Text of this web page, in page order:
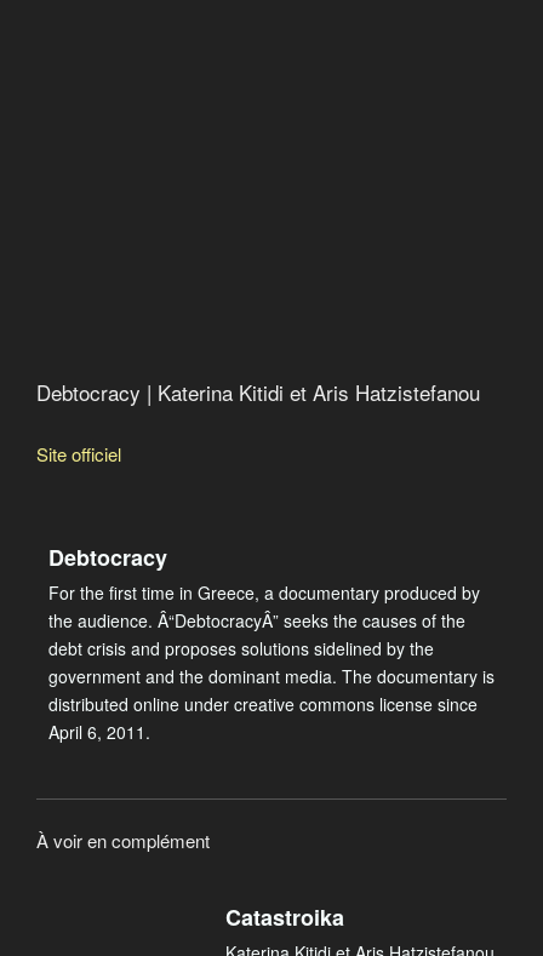
Debtocracy | Katerina Kitidi et Aris Hatzistefanou
Site officiel
Debtocracy
For the first time in Greece, a documentary produced by
the audience. Â“DebtocracyÂ” seeks the causes of the
debt crisis and proposes solutions sidelined by the
government and the dominant media. The documentary is
distributed online under creative commons license since
April 6, 2011.
À voir en complément
Catastroika